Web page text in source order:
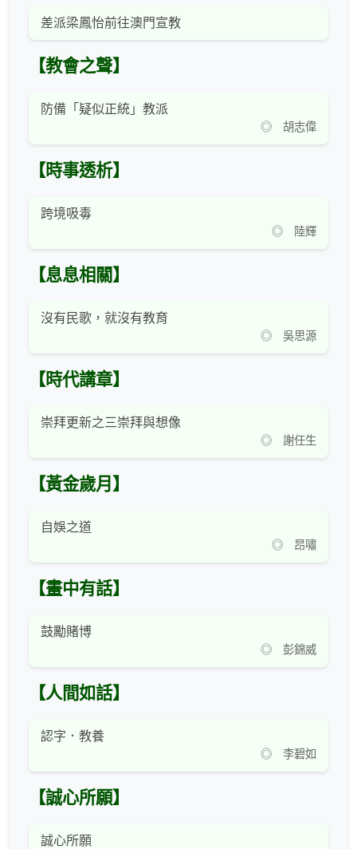
差派梁鳳怡前往澳門宣教
【教會之聲】
防備「疑似正統」教派
◎ 胡志偉
【時事透析】
跨境吸毒
◎ 陸輝
【息息相關】
沒有民歌，就沒有教育
◎ 吳思源
【時代講章】
崇拜更新之三崇拜與想像
◎ 謝任生
【黃金歲月】
自娛之道
◎ 昂嘯
【畫中有話】
鼓勵賭博
◎ 彭錦威
【人間如話】
認字．教養
◎ 李碧如
【誠心所願】
誠心所願